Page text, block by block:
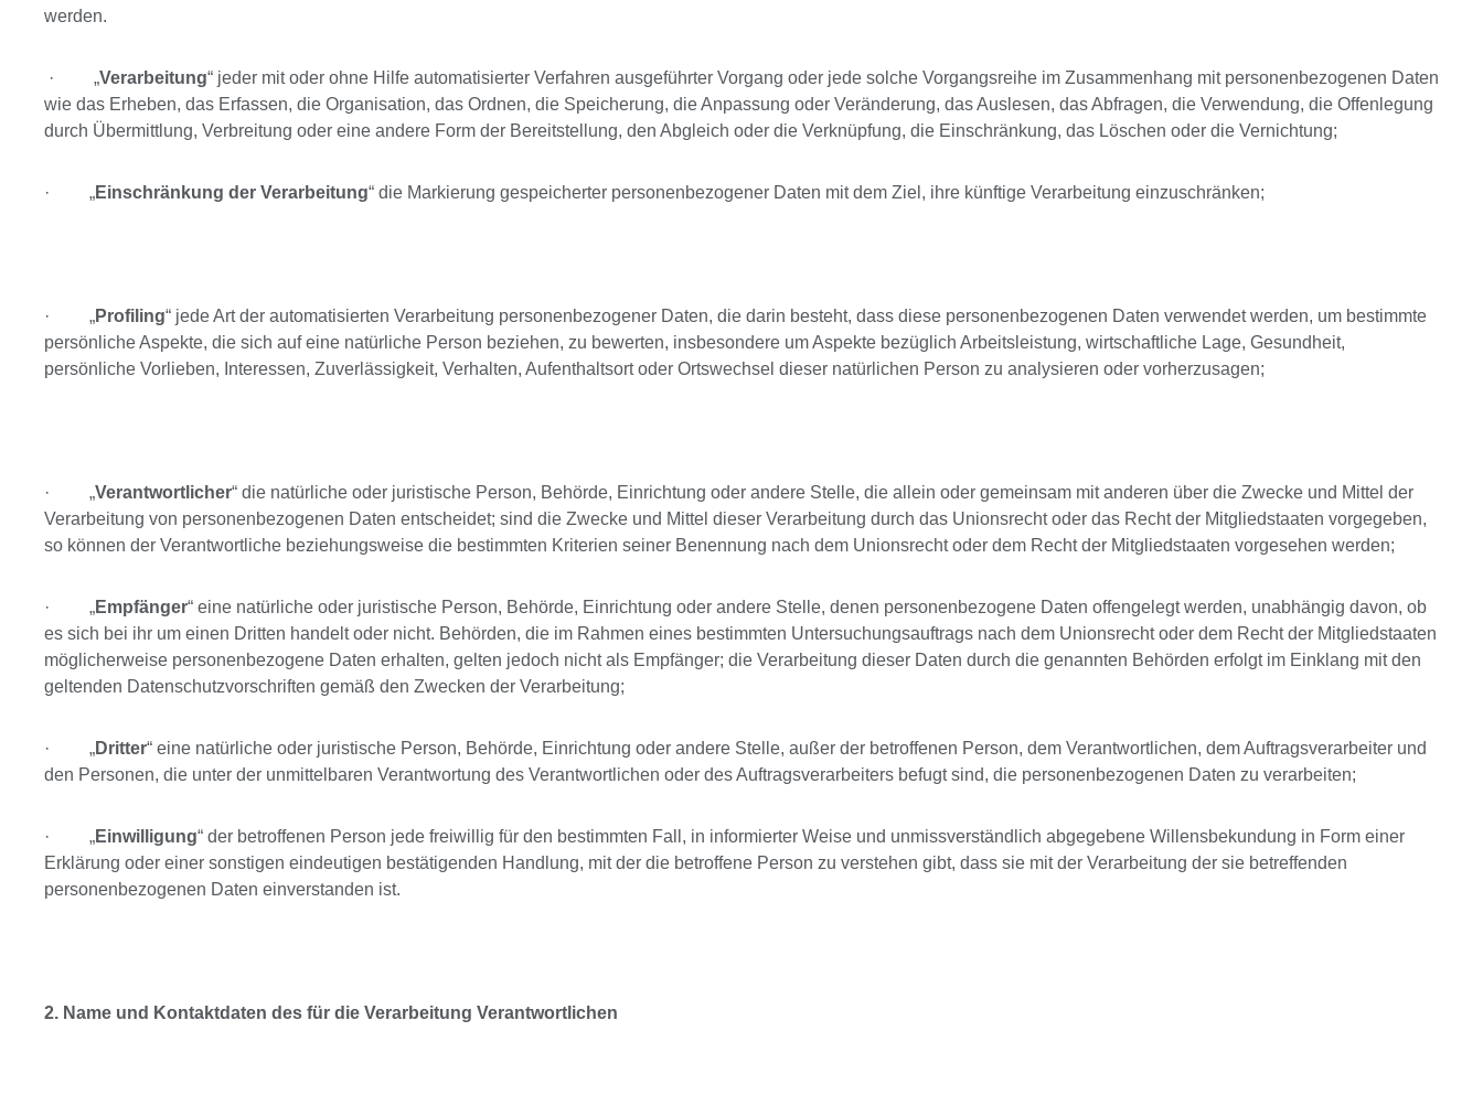
werden.
· „Verarbeitung“ jeder mit oder ohne Hilfe automatisierter Verfahren ausgeführter Vorgang oder jede solche Vorgangsreihe im Zusammenhang mit personenbezogenen Daten
wie das Erheben, das Erfassen, die Organisation, das Ordnen, die Speicherung, die Anpassung oder Veränderung, das Auslesen, das Abfragen, die Verwendung, die Offenlegung
durch Übermittlung, Verbreitung oder eine andere Form der Bereitstellung, den Abgleich oder die Verknüpfung, die Einschränkung, das Löschen oder die Vernichtung;
· „Einschränkung der Verarbeitung“ die Markierung gespeicherter personenbezogener Daten mit dem Ziel, ihre künftige Verarbeitung einzuschränken;
· „Profiling“ jede Art der automatisierten Verarbeitung personenbezogener Daten, die darin besteht, dass diese personenbezogenen Daten verwendet werden, um bestimmte
persönliche Aspekte, die sich auf eine natürliche Person beziehen, zu bewerten, insbesondere um Aspekte bezüglich Arbeitsleistung, wirtschaftliche Lage, Gesundheit,
persönliche Vorlieben, Interessen, Zuverlässigkeit, Verhalten, Aufenthaltsort oder Ortswechsel dieser natürlichen Person zu analysieren oder vorherzusagen;
· „Verantwortlicher“ die natürliche oder juristische Person, Behörde, Einrichtung oder andere Stelle, die allein oder gemeinsam mit anderen über die Zwecke und Mittel der
Verarbeitung von personenbezogenen Daten entscheidet; sind die Zwecke und Mittel dieser Verarbeitung durch das Unionsrecht oder das Recht der Mitgliedstaaten vorgegeben,
so können der Verantwortliche beziehungsweise die bestimmten Kriterien seiner Benennung nach dem Unionsrecht oder dem Recht der Mitgliedstaaten vorgesehen werden;
· „Empfänger“ eine natürliche oder juristische Person, Behörde, Einrichtung oder andere Stelle, denen personenbezogene Daten offengelegt werden, unabhängig davon, ob
es sich bei ihr um einen Dritten handelt oder nicht. Behörden, die im Rahmen eines bestimmten Untersuchungsauftrags nach dem Unionsrecht oder dem Recht der Mitgliedstaaten
möglicherweise personenbezogene Daten erhalten, gelten jedoch nicht als Empfänger; die Verarbeitung dieser Daten durch die genannten Behörden erfolgt im Einklang mit den
geltenden Datenschutzvorschriften gemäß den Zwecken der Verarbeitung;
· „Dritter“ eine natürliche oder juristische Person, Behörde, Einrichtung oder andere Stelle, außer der betroffenen Person, dem Verantwortlichen, dem Auftragsverarbeiter und
den Personen, die unter der unmittelbaren Verantwortung des Verantwortlichen oder des Auftragsverarbeiters befugt sind, die personenbezogenen Daten zu verarbeiten;
· „Einwilligung“ der betroffenen Person jede freiwillig für den bestimmten Fall, in informierter Weise und unmissverständlich abgegebene Willensbekundung in Form einer
Erklärung oder einer sonstigen eindeutigen bestätigenden Handlung, mit der die betroffene Person zu verstehen gibt, dass sie mit der Verarbeitung der sie betreffenden
personenbezogenen Daten einverstanden ist.
2. Name und Kontaktdaten des für die Verarbeitung Verantwortlichen